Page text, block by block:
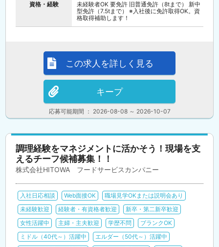
資格・経験
未経験者OK 要免許 旧普通免許（8tまで） 新中
型免許（7.5tまで） ※入社後に免許取得OK。資
格取得補助します！
応募可能期間 ： 2026-08-08 ～ 2026-10-07
この求人を詳しく見る
キープ
調理経験をマネジメントに活かそう！現場を支
えるチーフ候補募集！！
株式会社HITOWA フードサービスカンパニー
入社日応相談 Web面接OK
職場見学OKまたは説明会あり
未経験歓迎
経験者・有資格者歓迎
新卒・第二新卒歓迎
女性活躍中
主婦・主夫歓迎 学歴不問
ブランクOK
ミドル（40代～）活躍中
エルダー（50代～）活躍中